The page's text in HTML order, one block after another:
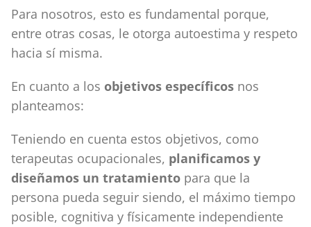
Para nosotros, esto es fundamental porque,
entre otras cosas, le otorga autoestima y respeto
hacia sí misma.
En cuanto a los objetivos específicos nos
planteamos:
Teniendo en cuenta estos objetivos, como
terapeutas ocupacionales, planificamos y
diseñamos un tratamiento para que la
persona pueda seguir siendo, el máximo tiempo
posible, cognitiva y físicamente independiente